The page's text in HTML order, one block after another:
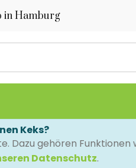
in Hamburg
Keks?
Dazu gehören
Datenschutz.